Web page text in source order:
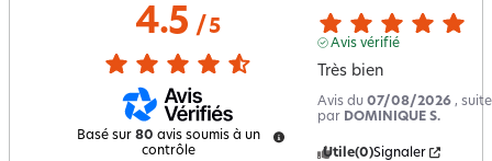
4.5/ 5
Basé sur 80 avis soumis à un
contrôle
Avis vérifié
Très bien
Avis du 07/08/2026 ,
par DOMINIQUE S.
Utile(0)Signaler